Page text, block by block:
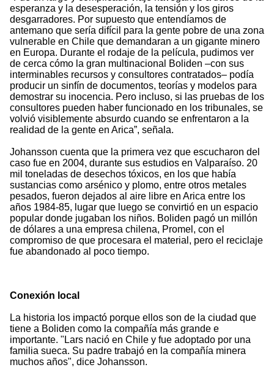
esperanza y la desesperación, la tensión y los giros
desgarradores. Por supuesto que entendíamos de
antemano que sería difícil para la gente pobre de una zona
vulnerable en Chile que demandaran a un gigante minero
en Europa. Durante el rodaje de la película, pudimos ver
de cerca cómo la gran multinacional Boliden –con sus
interminables recursos y consultores contratados– podía
producir un sinfín de documentos, teorías y modelos para
demostrar su inocencia. Pero incluso, si las pruebas de los
consultores pueden haber funcionado en los tribunales, se
volvió visiblemente absurdo cuando se enfrentaron a la
realidad de la gente en Arica”, señala.
Johansson cuenta que la primera vez que escucharon del
caso fue en 2004, durante sus estudios en Valparaíso. 20
mil toneladas de desechos tóxicos, en los que había
sustancias como arsénico y plomo, entre otros metales
pesados, fueron dejados al aire libre en Arica entre los
años 1984-85, lugar que luego se convirtió en un espacio
popular donde jugaban los niños. Boliden pagó un millón
de dólares a una empresa chilena, Promel, con el
compromiso de que procesara el material, pero el reciclaje
fue abandonado al poco tiempo.
Conexión local
La historia los impactó porque ellos son de la ciudad que
tiene a Boliden como la compañía más grande e
importante. "Lars nació en Chile y fue adoptado por una
familia sueca. Su padre trabajó en la compañía minera
muchos años", dice Johansson.